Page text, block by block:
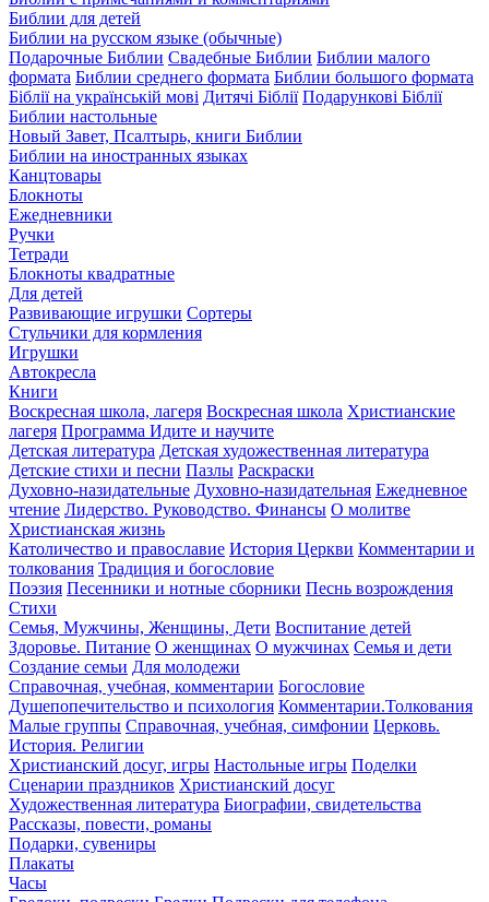
Библии для детей
Библии на русском языке (обычные)
Подарочные Библии Свадебные Библии Библии малого
формата Библии среднего формата Библии большого формата
Біблії на українській мові Дитячі Біблії Подарункові Біблії
Библии настольные
Новый Завет, Псалтырь, книги Библии
Библии на иностранных языках
Канцтовары
Блокноты
Ежедневники
Ручки
Тетради
Блокноты квадратные
Для детей
Развивающие игрушки Сортеры
Стульчики для кормления
Игрушки
Автокресла
Книги
Воскресная школа, лагеря Воскресная школа Христианские
лагеря Программа Идите и научите
Детская литература Детская художественная литература
Детские стихи и песни Пазлы Раскраски
Духовно-назидательные Духовно-назидательная Ежедневное
чтение Лидерство. Руководство. Финансы О молитве
Христианская жизнь
Католичество и православие История Церкви Комментарии и
толкования Традиция и богословие
Поэзия Песенники и нотные сборники Песнь возрождения
Стихи
Семья, Мужчины, Женщины, Дети Воспитание детей
Здоровье. Питание О женщинах О мужчинах Семья и дети
Создание семьи Для молодежи
Справочная, учебная, комментарии Богословие
Душепопечительство и психология Комментарии.Толкования
Малые группы Справочная, учебная, симфонии Церковь.
История. Религии
Христианский досуг, игры Настольные игры Поделки
Сценарии праздников Христианский досуг
Художественная литература Биографии, свидетельства
Рассказы, повести, романы
Подарки, сувениры
Плакаты
Часы